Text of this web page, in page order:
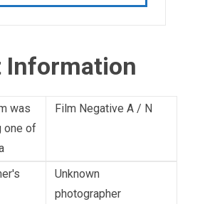
Information
was
one of
Film Negative A / N
Unknown
photographer